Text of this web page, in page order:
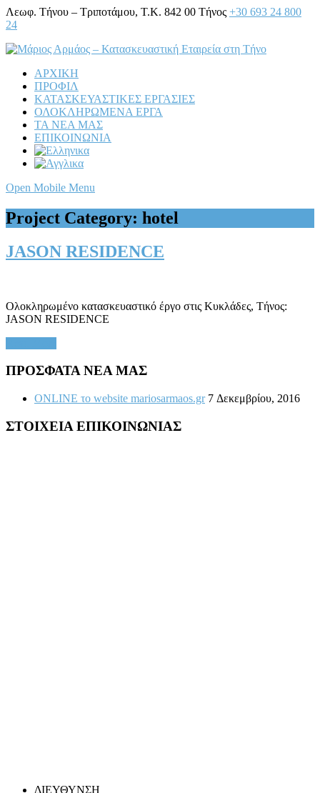
Λεωφ. Τήνου – Τριποτάμου, Τ.Κ. 842 00 Τήνος +30 693 24 800
24
ΑΡΧΙΚΗ
ΠΡΟΦΙΛ
ΚΑΤΑΣΚΕΥΑΣΤΙΚΕΣ ΕΡΓΑΣΙΕΣ
ΟΛΟΚΛΗΡΩΜΕΝΑ ΕΡΓΑ
ΤΑ ΝΕΑ ΜΑΣ
ΕΠΙΚΟΙΝΩΝΙΑ
Open Mobile Menu
Project Category: hotel
JASON RESIDENCE
Ολοκληρωμένο κατασκευαστικό έργο στις Κυκλάδες, Τήνος:
JASON RESIDENCE
ΠΡΟΣΦΑΤΑ ΝΕΑ ΜΑΣ
ONLINE το website mariosarmaos.gr 7 Δεκεμβρίου, 2016
ΣΤΟΙΧΕΙΑ ΕΠΙΚΟΙΝΩΝΙΑΣ
ΔΙΕΥΘΥΝΣΗ